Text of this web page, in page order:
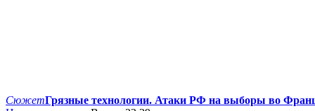
СюжетГрязные технологии. Атаки РФ на выборы во